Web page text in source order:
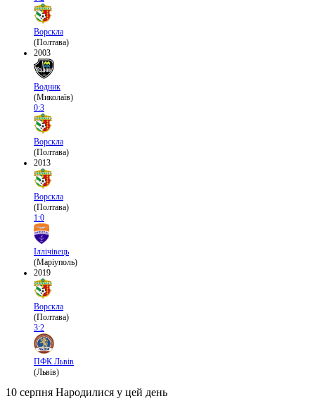
Ворскла
(Полтава)
2003
Водник
(Миколаїв)
0:3
Ворскла
(Полтава)
2013
Ворскла
(Полтава)
1:0
Іллічівець
(Маріуполь)
2019
Ворскла
(Полтава)
3:2
ПФК Львів
(Львів)
10 серпня Народилися у цей день